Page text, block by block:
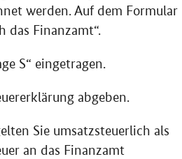
werden. Auf dem Formular
das Finanzamt“.
S“ eingetragen.
abgeben.
Sie umsatzsteuerlich als
an das Finanzamt